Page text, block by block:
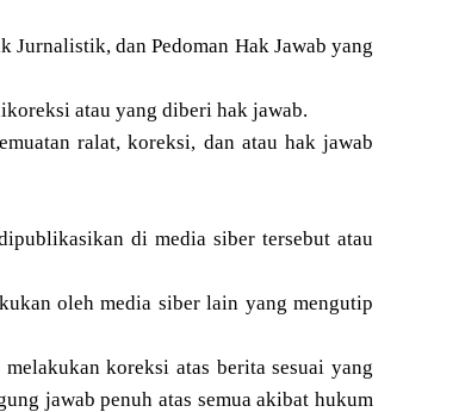
Jurnalistik, dan Pedoman Hak Jawab yang
atau yang diberi hak jawab.
ralat, koreksi, dan atau hak jawab
di media siber tersebut atau
oleh media siber lain yang mengutip
koreksi atas berita sesuai yang
jawab penuh atas semua akibat hukum